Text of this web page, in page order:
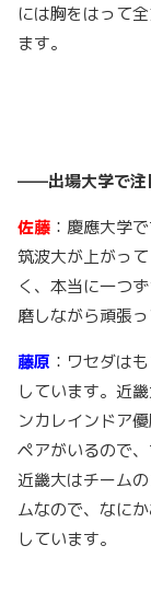
には胸をはって
ます。
——出場大学で注
佐藤 ：慶應大学
筑波大が上がっ
く、本当に一つ
磨しながら頑張
藤原 ：ワセダは
しています。近
ンカレインドア
ペアがいるので
近畿大はチーム
ムなので、なに
しています。